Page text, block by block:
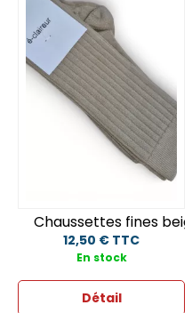
Chaussettes fines beige
12,50 € TTC
En stock
Détail